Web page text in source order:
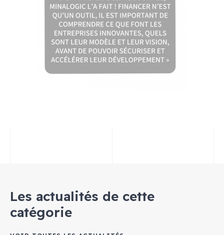
Les actualités de cette
catégorie